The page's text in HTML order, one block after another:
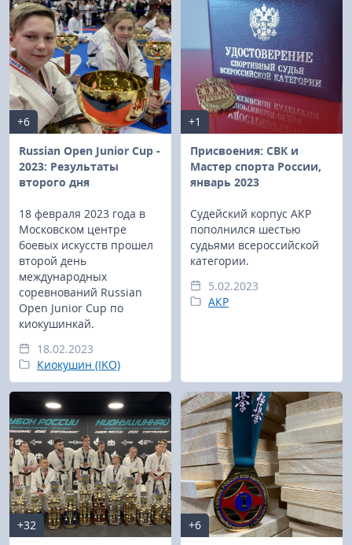
+6
Russian Open Junior Cup -
2023: Результаты
второго дня
18 февраля 2023 года в
Московском центре
боевых искусств прошел
второй день
международных
соревнований Russian
Open Junior Cup по
киокушинкай.
18.02.2023
Киокушин (IKO)
+1
Присвоения: СВК и
Мастер спорта России,
январь 2023
Судейский корпус АКР
пополнился шестью
судьями всероссийской
категории.
5.02.2023
АКР
+32
+6